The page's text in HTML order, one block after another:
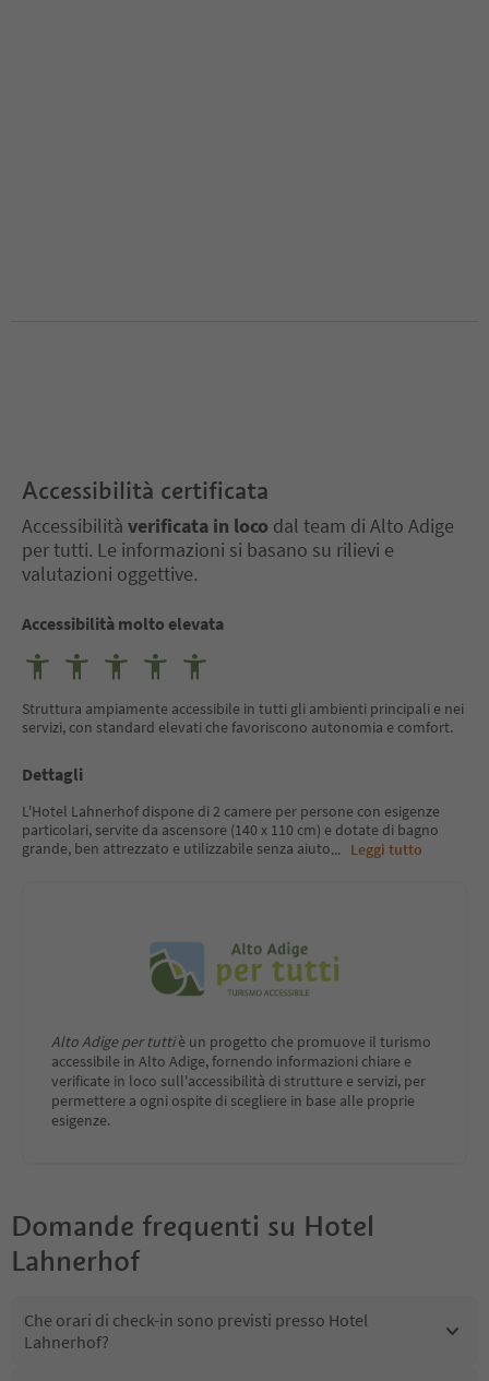
Accessibilità certificata
Accessibilità verificata in loco dal team di Alto Adige
per tutti. Le informazioni si basano su rilievi e
valutazioni oggettive.
Accessibilità molto elevata
Struttura ampiamente accessibile in tutti gli ambienti principali e nei
servizi, con standard elevati che favoriscono autonomia e comfort.
Dettagli
L'Hotel Lahnerhof dispone di 2 camere per persone con esigenze
particolari, servite da ascensore (140 x 110 cm) e dotate di bagno
grande, ben attrezzato e utilizzabile senza aiuto... Leggi tutto
Alto Adige per tuttiè un progetto che promuove il turismo
accessibile in Alto Adige, fornendo informazioni chiare e
verificate in loco sull'accessibilità di strutture e servizi, per
permettere a ogni ospite di scegliere in base alle proprie
esigenze.
Domande frequenti su Hotel
Lahnerhof
Che orari di check-in sono previsti presso Hotel
Lahnerhof?